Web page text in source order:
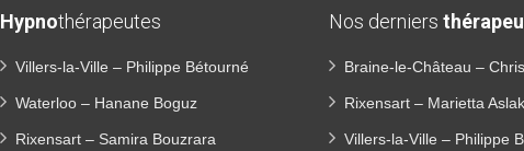
Hypnothérapeutes
Villers-la-Ville – Philippe Bétourné
Waterloo – Hanane Boguz
Rixensart – Samira Bouzrara
Nos derniers
Braine-le-Château –
Rixensart – Marietta
Villers-la-Ville – Philippe